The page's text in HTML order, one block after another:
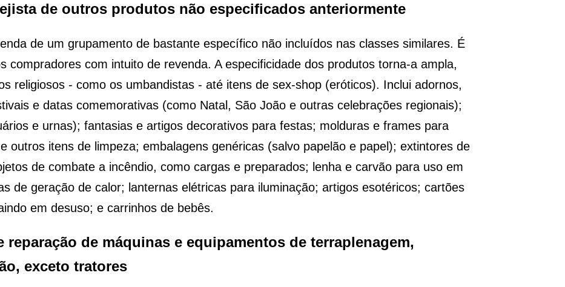
de outros produtos não especificados anteriormente
de um grupamento de bastante específico não incluídos nas classes similares. É
compradores com intuito de revenda. A especificidade dos produtos torna-a ampla,
religiosos - como os umbandistas - até itens de sex-shop (eróticos). Inclui adornos,
e datas comemorativas (como Natal, São João e outras celebrações regionais);
e urnas); fantasias e artigos decorativos para festas; molduras e frames para
outros itens de limpeza; embalagens genéricas (salvo papelão e papel); extintores de
de combate a incêndio, como cargas e preparados; lenha e carvão para uso em
de geração de calor; lanternas elétricas para iluminação; artigos esotéricos; cartões
em desuso; e carrinhos de bebês.
reparação de máquinas e equipamentos de terraplenagem,
exceto tratores